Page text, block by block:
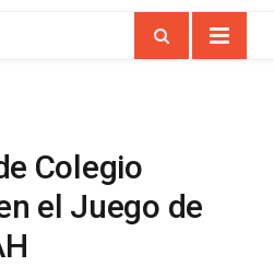
Colegio
el Juego de